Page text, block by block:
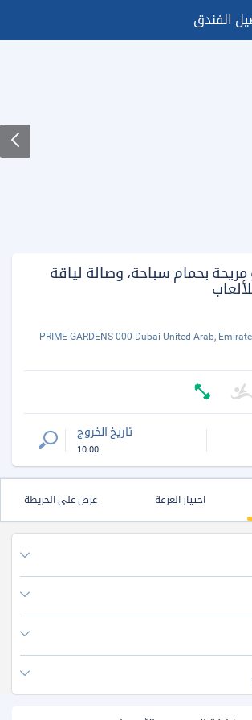
الفندق
بحمام سباحة، وصالة لياقة
PRIME GARDENS 000 Dubai United Arab,
تاريخ الخروج
10:00
اختيار الغرفة عرض على الخريطة